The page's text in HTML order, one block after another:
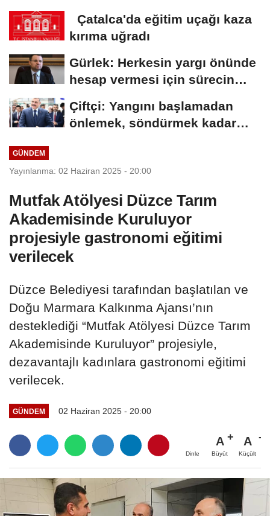
Çatalca'da eğitim uçağı kaza
kırıma uğradı
Gürlek: Herkesin yargı önünde
hesap vermesi için sürecin
Çiftçi: Yangını başlamadan
önlemek, söndürmek kadar
GÜNDEM
Yayınlanma: 02 Haziran 2025 - 20:00
Mutfak Atölyesi Düzce Tarım
Akademisinde Kuruluyor
projesiyle gastronomi eğitimi
verilecek
Düzce Belediyesi tarafından başlatılan ve
Doğu Marmara Kalkınma Ajansı’nın
desteklediği “Mutfak Atölyesi Düzce Tarım
Akademisinde Kuruluyor” projesiyle,
dezavantajlı kadınlara gastronomi eğitimi
verilecek.
GÜNDEM 02 Haziran 2025 - 20:00
Dinle
A
Büyüt
A
Küçült